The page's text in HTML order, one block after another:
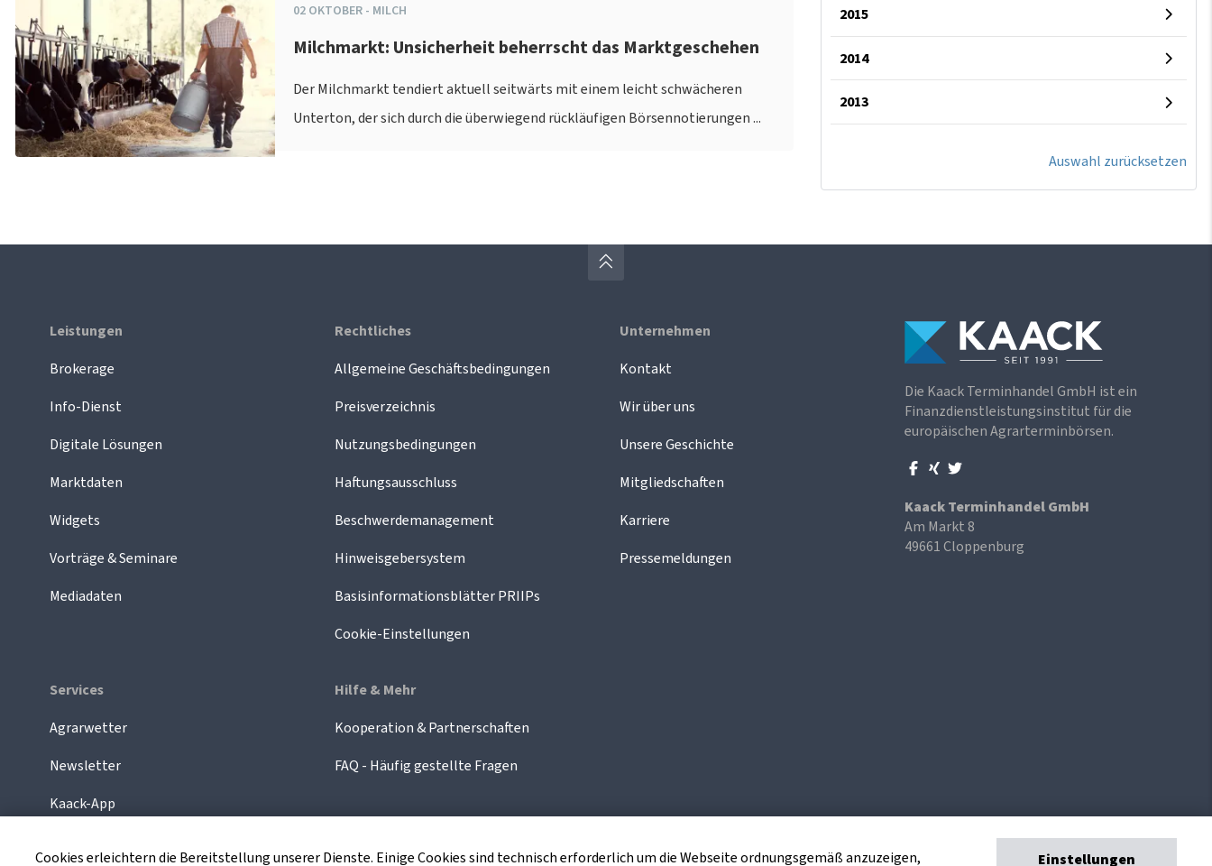
02 OKTOBER- MILCH
Milchmarkt: Unsicherheit beherrscht das Marktgeschehen
Der Milchmarkt tendiert aktuell seitwärts mit einem leicht schwächeren
Unterton, der sich durch die überwiegend rückläufigen Börsennotierungen ...
2015
2014
2013
Auswahl zurücksetzen
Leistungen
Brokerage
Info-Dienst
Digitale Lösungen
Marktdaten
Widgets
Vorträge & Seminare
Mediadaten
Rechtliches
Allgemeine Geschäftsbedingungen
Preisverzeichnis
Nutzungsbedingungen
Haftungsausschluss
Beschwerdemanagement
Hinweisgebersystem
Basisinformationsblätter PRIIPs
Cookie-Einstellungen
Unternehmen
Kontakt
Wir über uns
Unsere Geschichte
Mitgliedschaften
Karriere
Pressemeldungen
Services
Agrarwetter
Newsletter
Kaack-App
Hilfe & Mehr
Kooperation & Partnerschaften
FAQ - Häufig gestellte Fragen
Die Kaack Terminhandel GmbH ist ein
Finanzdienstleistungsinstitut für die
europäischen Agrarterminbörsen.
Kaack Terminhandel GmbH
Am Markt 8
49661 Cloppenburg
Cookies erleichtern die Bereitstellung unserer Dienste. Einige Cookies sind technisch erforderlich um die Webseite ordnungsgemäß anzuzeigen, Einstellungen